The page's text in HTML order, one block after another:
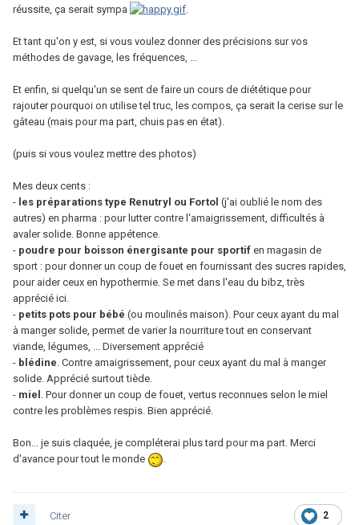
réussite, ça serait sympa
Et tant qu'on y est, si vous voulez donner des précisions sur vos
méthodes de gavage, les fréquences, ...
Et enfin, si quelqu'un se sent de faire un cours de diététique pour
rajouter pourquoi on utilise tel truc, les compos, ça serait la cerise sur le
gâteau (mais pour ma part, chuis pas en état).
(puis si vous voulez mettre des photos)
Mes deux cents :
- les préparations type Renutryl ou Fortol (j'ai oublié le nom des
autres) en pharma : pour lutter contre l'amaigrissement, difficultés à
avaler solide. Bonne appétence.
- poudre pour boisson énergisante pour sportif en magasin de
sport : pour donner un coup de fouet en fournissant des sucres rapides,
pour aider ceux en hypothermie. Se met dans l'eau du bibz, très
apprécié ici.
- petits pots pour bébé (ou moulinés maison). Pour ceux ayant du mal
à manger solide, permet de varier la nourriture tout en conservant
viande, légumes, ... Diversement apprécié
- blédine. Contre amaigrissement, pour ceux ayant du mal à manger
solide. Apprécié surtout tiède.
- miel . Pour donner un coup de fouet, vertus reconnues selon le miel
contre les problèmes respis. Bien apprécié.
Bon... je suis claquée, je compléterai plus tard pour ma part. Merci
d'avance pour tout le monde
.
2
Citer